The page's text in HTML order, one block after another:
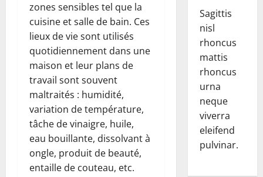
zones sensibles tel que la
cuisine et salle de bain. Ces
lieux de vie sont utilisés
quotidiennement dans une
maison et leur plans de
travail sont souvent
maltraités : humidité,
variation de température,
tâche de vinaigre, huile,
eau bouillante, dissolvant à
ongle, produit de beauté,
entaille de couteau, etc.
Sagittis
nisl
rhoncus
mattis
rhoncus
urna
neque
viverra
eleifend
pulvinar.